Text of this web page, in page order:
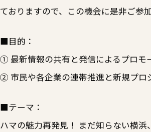
ておりますので、この機会に是非ご参
■目的：
① 最新情報の共有と発信によるプロモ
② 市民や各企業の連帯推進と新規プロ
■テーマ：
ハマの魅力再発見！ まだ知らない横浜